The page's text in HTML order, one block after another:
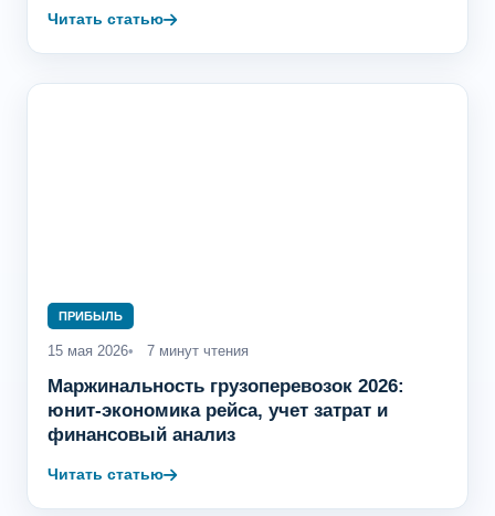
Читать статью
ПРИБЫЛЬ
15 мая 2026 7 минут чтения
Маржинальность грузоперевозок 2026:
юнит-экономика рейса, учет затрат и
финансовый анализ
Читать статью